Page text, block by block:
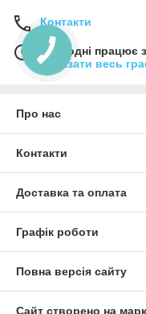
Контакти
Сьогодні працює
Показати весь
Про нас
Контакти
Доставка та оплата
Графік роботи
Повна версія сайту
Сайт створено на